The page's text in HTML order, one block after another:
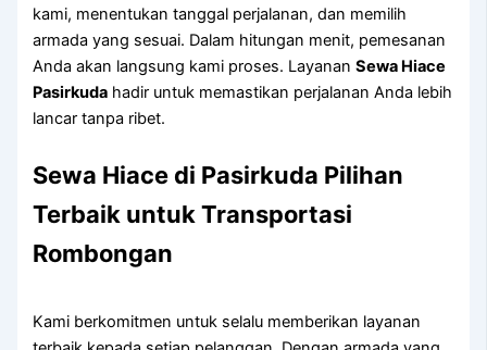
kami, menentukan tanggal perjalanan, dan memilih
armada yang sesuai. Dalam hitungan menit, pemesanan
Anda akan langsung kami proses. LayananSewa Hiace
Pasirkuda hadir untuk memastikan perjalanan Anda lebih
lancar tanpa ribet.
Sewa Hiace di Pasirkuda Pilihan
Terbaik untuk Transportasi
Rombongan
Kami berkomitmen untuk selalu memberikan layanan